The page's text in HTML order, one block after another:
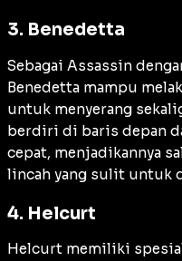
3. Benedetta
Sebagai Assassin
Benedetta mampu
untuk menyerang
berdiri di baris depan
cepat, menjadikannya
lincah yang sulit untuk
4. Helcurt
Helcurt memiliki